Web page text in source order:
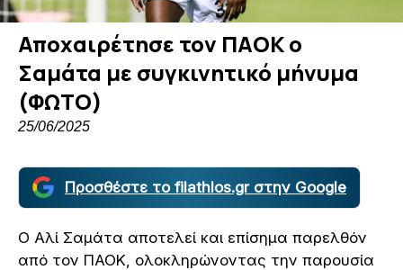
Αποχαιρέτησε τον ΠΑΟΚ ο
Σαμάτα με συγκινητικό μήνυμα
(ΦΩΤΟ)
25/06/2025
Προσθέστε το filathlos.gr στην Google
Ο Αλί Σαμάτα αποτελεί και επίσημα παρελθόν
από τον ΠΑΟΚ, ολοκληρώνοντας την παρουσία